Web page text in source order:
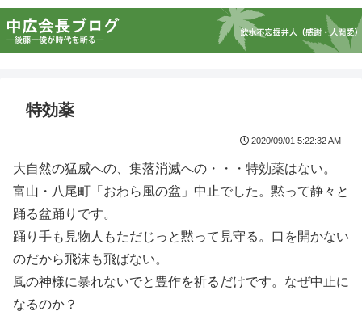
特効薬
2020/09/01 5:22:32 AM
大自然の猛威への、集落消滅への・・・特効薬はない。
富山・八尾町「おわら風の盆」中止でした。黙って静々と
踊る盆踊りです。
踊り手も見物人もただじっと黙って見守る。口を開かない
のだから飛沫も飛ばない。
風の神様に暴れないでと豊作を祈るだけです。なぜ中止に
なるのか？